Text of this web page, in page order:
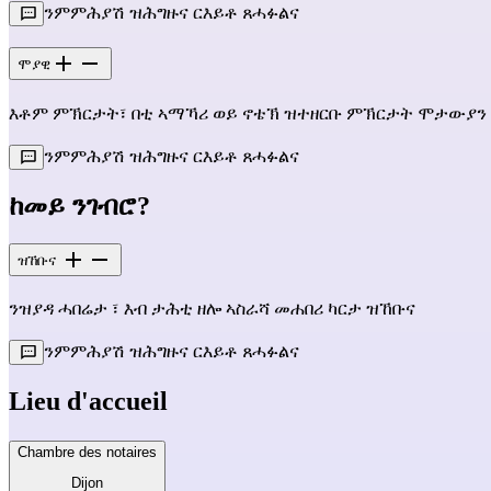
ንምምሕያሽ ዝሕግዙና ርእይቶ ጸሓፉልና
ሞያዊ
እቶም ምኽርታት፣ በቲ ኣማኻሪ ወይ ኖቴኽ ዝተዘርቡ ምኽርታት ሞታውያን
ንምምሕያሽ ዝሕግዙና ርእይቶ ጸሓፉልና
ከመይ ንገብሮ?
ዝኸቡና
ንዝያዳ ሓበሬታ ፣ እብ ታሕቲ ዘሎ ኣስራሻ መሐበሪ ካርታ ዝኸቡና
ንምምሕያሽ ዝሕግዙና ርእይቶ ጸሓፉልና
Lieu d'accueil
Chambre des notaires
Dijon